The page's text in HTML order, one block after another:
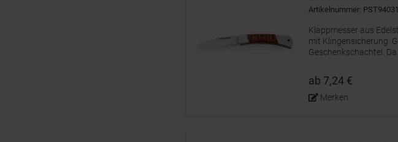
Artikelnummer:
Klappmesser aus
mit Klingensicherung.
Geschenkschachtel.
können Farbe des
Druckergebnis von
ab 7,24 €
Merken